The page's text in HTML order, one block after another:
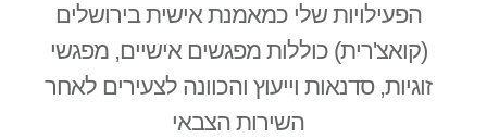
הפעילויות שלי כמאמנת אישית בירושלים
(קואצ'רית) כוללות מפגשים אישיים, מפגשי
זוגיות, סדנאות וייעוץ והכוונה לצעירים לאחר
השירות הצבאי